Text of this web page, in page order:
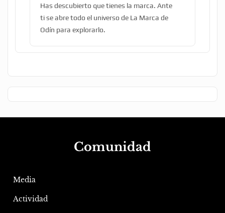
Has descubierto que tienes la marca. Ante
ti se abre todo el universo de La Marca de
Odín para explorarlo.
Comunidad
Media
Actividad